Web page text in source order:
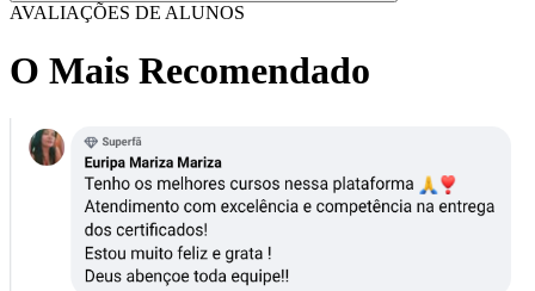
AVALIAÇÕES DE ALUNOS
O Mais Recomendado